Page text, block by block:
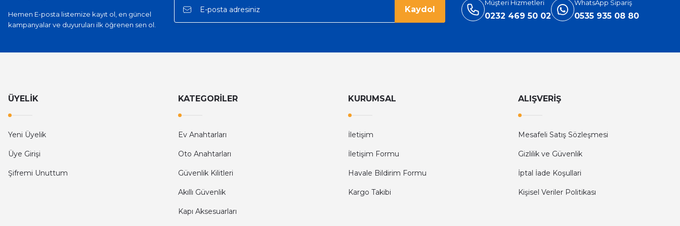
Hemen E-posta listemize kayıt ol, en güncel
kampanyalar ve duyuruları ilk öğrenen sen ol.
Kaydol
Müşteri Hizmetleri
0232 469 50 02
WhatsApp Sipariş
0535 935 08 80
ÜYELİK
Yeni Üyelik
Üye Girişi
Şifremi Unuttum
KATEGORİLER
Ev Anahtarları
Oto Anahtarları
Güvenlik Kilitleri
Akıllı Güvenlik
Kapı Aksesuarları
KURUMSAL
İletişim
İletişim Formu
Havale Bildirim Formu
Kargo Takibi
ALIŞVERİŞ
Mesafeli Satış Sözleşmesi
Gizlilik ve Güvenlik
İptal İade Koşullari
Kişisel Veriler Politikası